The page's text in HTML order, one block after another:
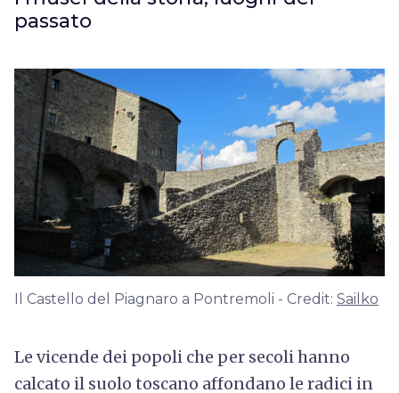
passato
Il Castello del Piagnaro a Pontremoli - Credit: Sailko
Le vicende dei popoli che per secoli hanno
calcato il suolo toscano affondano le radici in